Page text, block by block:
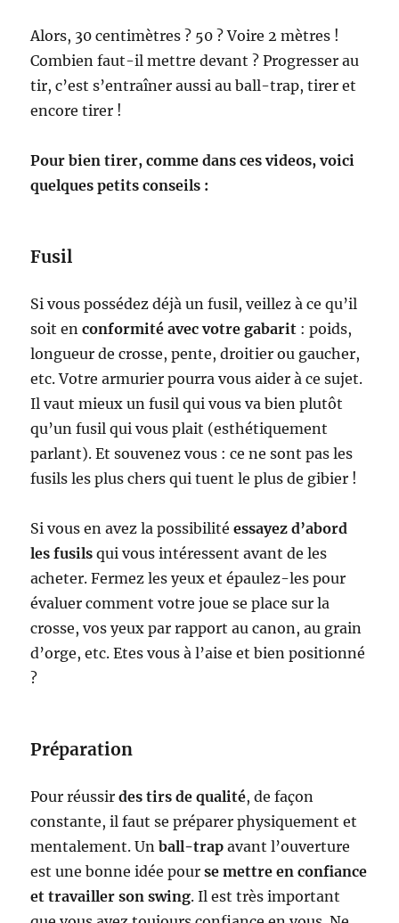
Alors, 30 centimètres ? 50 ? Voire 2 mètres !
Combien faut-il mettre devant ? Progresser au
tir, c’est s’entraîner aussi au ball-trap, tirer et
encore tirer !
Pour bien tirer, comme dans ces videos, voici
quelques petits conseils :
Fusil
Si vous possédez déjà un fusil, veillez à ce qu’il
soit enconformité avec votre gabarit : poids,
longueur de crosse, pente, droitier ou gaucher,
etc. Votre armurier pourra vous aider à ce sujet.
Il vaut mieux un fusil qui vous va bien plutôt
qu’un fusil qui vous plait (esthétiquement
parlant). Et souvenez vous : ce ne sont pas les
fusils les plus chers qui tuent le plus de gibier !
Si vous en avez la possibilitéessayez d’abord
les fusils qui vous intéressent avant de les
acheter. Fermez les yeux et épaulez-les pour
évaluer comment votre joue se place sur la
crosse, vos yeux par rapport au canon, au grain
d’orge, etc. Etes vous à l’aise et bien positionné
?
Préparation
Pour réussirdes tirs de qualité, de façon
constante, il faut se préparer physiquement et
mentalement. Unball-trap avant l’ouverture
est une bonne idée pourse mettre en confiance
et travailler son swing. Il est très important